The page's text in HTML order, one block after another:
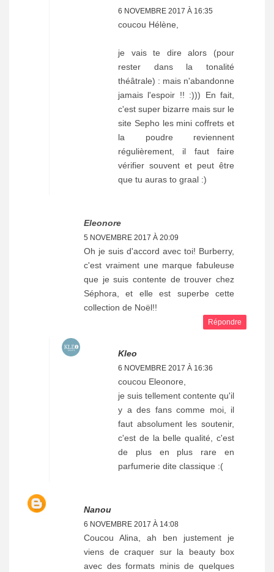
6 NOVEMBRE 2017 À 16:35
coucou Hélène,
je vais te dire alors (pour
rester dans la tonalité
théâtrale) : mais n'abandonne
jamais l'espoir !! :))) En fait,
c'est super bizarre mais sur le
site Sepho les mini coffrets et
la poudre reviennent
régulièrement, il faut faire
vérifier souvent et peut être
que tu auras to graal :)
Eleonore
5 NOVEMBRE 2017 À 20:09
Oh je suis d'accord avec toi! Burberry,
c'est vraiment une marque fabuleuse
que je suis contente de trouver chez
Séphora, et elle est superbe cette
collection de Noël!!
Répondre
Kleo
6 NOVEMBRE 2017 À 16:36
coucou Eleonore,
je suis tellement contente qu'il
y a des fans comme moi, il
faut absolument les soutenir,
c'est de la belle qualité, c'est
de plus en plus rare en
parfumerie dite classique :(
Nanou
6 NOVEMBRE 2017 À 14:08
Coucou Alina, ah ben justement je
viens de craquer sur la beauty box
avec des formats minis de quelques